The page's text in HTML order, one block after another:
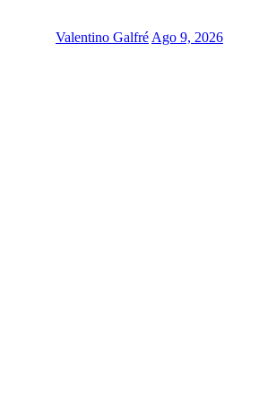
Valentino GalfréAgo 9, 2026